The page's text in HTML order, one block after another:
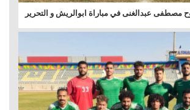
مصطفى عبدالغنى في مباراة ابوالريش و التحرير